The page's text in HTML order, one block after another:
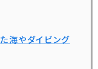
海やダイビング